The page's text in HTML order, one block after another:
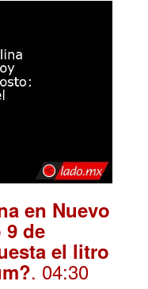
en Nuevo
de
el litro
. 04:30